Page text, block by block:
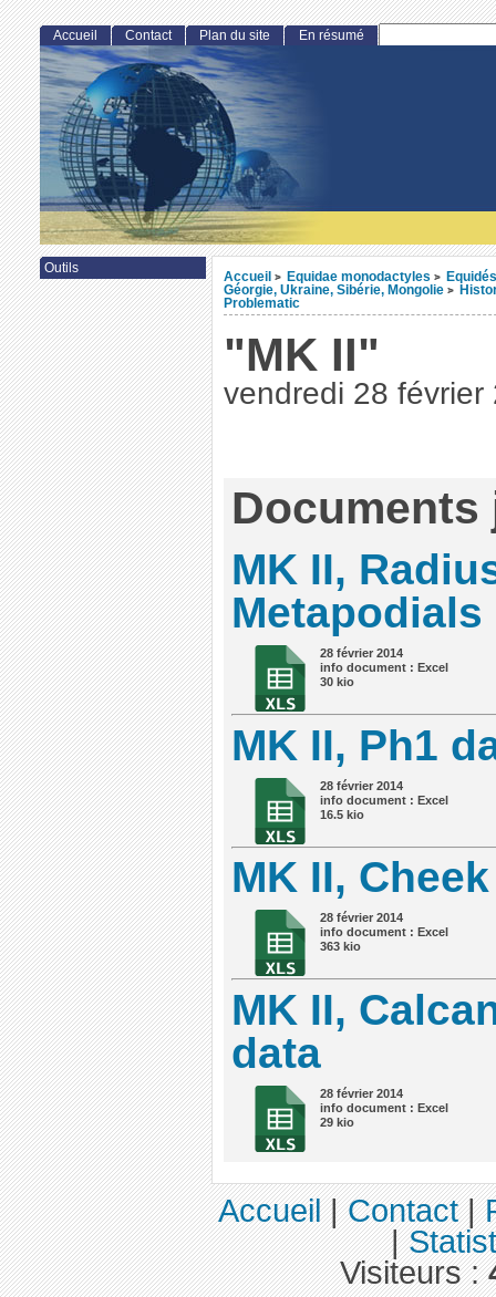
Accueil > Equidae monodactyles >
Géorgie, Ukraine, Sibérie, Mongolie >
Problematic
"MK II"
vendredi 28 février
Documents
MK II,
Metapodials
28 février 2014
info document : Excel
30 kio
MK II, Ph1
28 février 2014
info document : Excel
16.5 kio
MK II,
28 février 2014
info document : Excel
363 kio
MK II,
data
28 février 2014
info document : Excel
29 kio
Accueil Contact Plan du site En résumé
Outils
Accueil|Contact|
|
Visiteurs :